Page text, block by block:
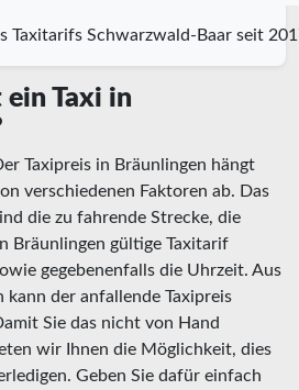
Taxitarifs Schwarzwald-Baar seit
Taxi in
Taxipreis in Bräunlingen hängt
verschiedenen Faktoren ab. Das
die zu fahrende Strecke, die
Bräunlingen gültige Taxitarif
gegebenenfalls die Uhrzeit. Aus
kann der anfallende Taxipreis
Sie das nicht von Hand
wir Ihnen die Möglichkeit, dies
Geben Sie dafür einfach